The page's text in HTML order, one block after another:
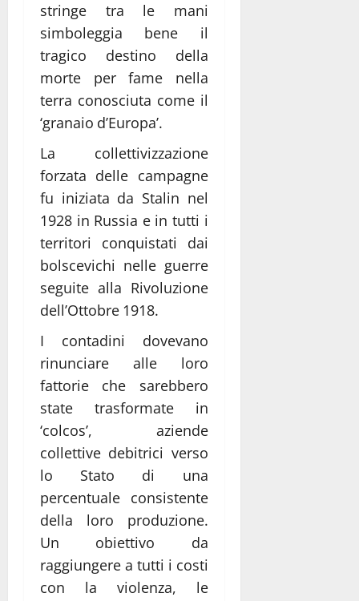
stringe tra le mani
simboleggia bene il
tragico destino della
morte per fame nella
terra conosciuta come il
‘granaio d’Europa’.
La collettivizzazione
forzata delle campagne
fu iniziata da Stalin nel
1928 in Russia e in tutti i
territori conquistati dai
bolscevichi nelle guerre
seguite alla Rivoluzione
dell’Ottobre 1918.
I contadini dovevano
rinunciare alle loro
fattorie che sarebbero
state trasformate in
‘colcos’, aziende
collettive debitrici verso
lo Stato di una
percentuale consistente
della loro produzione.
Un obiettivo da
raggiungere a tutti i costi
con la violenza, le